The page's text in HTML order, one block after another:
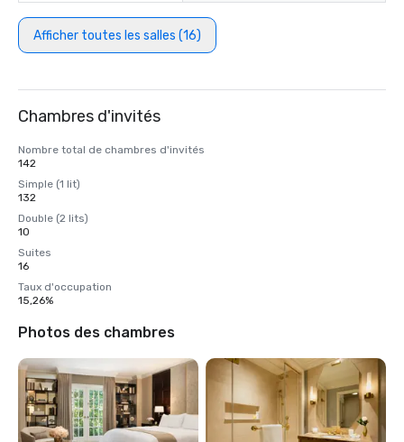
Afficher toutes les salles (16)
Chambres d'invités
Nombre total de chambres d'invités
142
Simple (1 lit)
132
Double (2 lits)
10
Suites
16
Taux d'occupation
15,26%
Photos des chambres